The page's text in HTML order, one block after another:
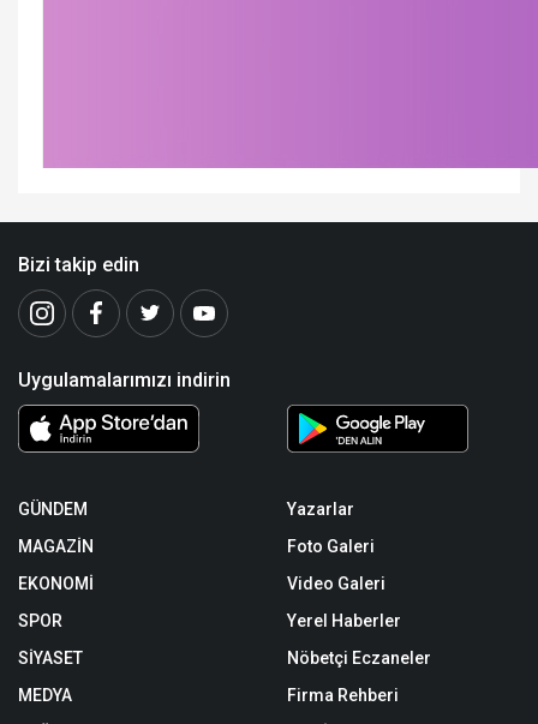
Bizi takip edin
Uygulamalarımızı indirin
GÜNDEM
MAGAZİN
EKONOMİ
SPOR
SİYASET
MEDYA
Yazarlar
Foto Galeri
Video Galeri
Yerel Haberler
Nöbetçi Eczaneler
Firma Rehberi